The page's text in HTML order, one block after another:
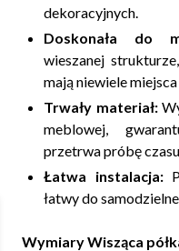
dekoracyjnych.
Doskonała do
wieszanej
mają niewiele
Trwały materiał:
meblowej,
przetrwa próbę
Łatwa instalacja:
łatwy do
Wymiary Wisząca